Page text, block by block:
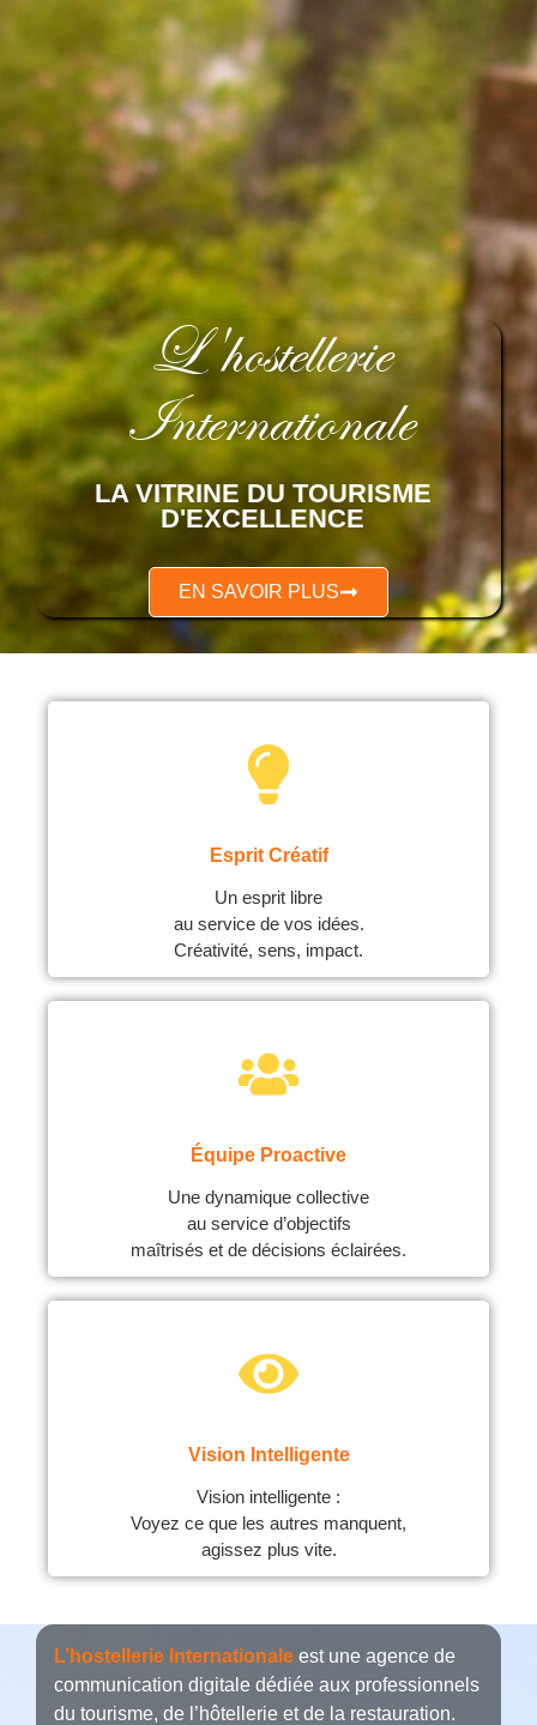
L'hostellerie
Internationale
LA VITRINE DU TOURISME
D'EXCELLENCE
EN SAVOIR PLUS
Esprit Créatif
Un esprit libre
au service de vos idées.
Créativité, sens, impact.
Équipe Proactive
Une dynamique collective
au service d’objectifs
maîtrisés et de décisions éclairées.
Vision Intelligente
Vision intelligente :
Voyez ce que les autres manquent,
agissez plus vite.
L’hostellerie Internationale est une agence de
communication digitale dédiée aux professionnels
du tourisme, de l’hôtellerie et de la restauration.